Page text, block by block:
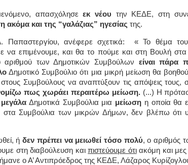
απασχόλησεεκ νέου την ΚΕΔΕ, στη
ακόμα και της “γαλάζιας” ηγεσίας της.
ανέφερε σχετικά: « Το θέμα του
να επιμένουμε, και θα το πούμε και στη Βουλή στα
αριθμού των Δημοτικών Συμβούλων είναι πάρα
Δημοτικό Συμβούλιο ότι μια μικρή μείωση θα
Συμβούλους να αναπτύξουν τις απόψεις τους,
πως χωράει περαιτέρω μείωση.(...) Η
Δημοτικά Συμβούλια μια μείωση η οποία θα
στα Συμβούλια των μικρών Δήμων, δεν βλέπω ότι
ήδεν πρέπει να μειωθεί τόσο πολύ, ο αριθμός
στη διαβούλευση καιπιστεύουμε ότιακόμη και
ο Α’ Αντιπρόεδρος της ΚΕΔΕ, Λάζαρος